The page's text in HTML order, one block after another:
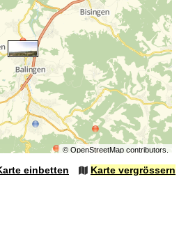
© OpenStreetMapcontributors.
einbetten Karte vergrössern